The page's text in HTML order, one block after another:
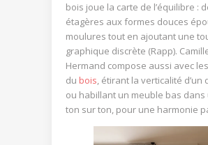
bois joue la carte de l’équilibre :
étagères aux formes douces
moulures tout en ajoutant une
graphique discrète (Rapp).
Hermand compose aussi avec
du bois, étirant la verticalité d’un
ou habillant un meuble bas dans
ton sur ton, pour une harmonie